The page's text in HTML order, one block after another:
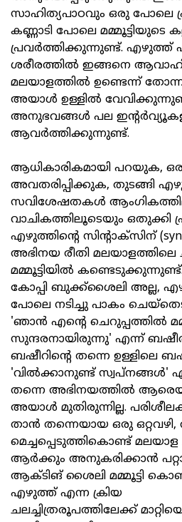
സാഹിത്യപാഠവും ഒരു പോലെ
കണ്ണാടി പോലെ മമ്മൂട്ടിയുടെ
പ്രവര്‍ത്തിക്കുന്നുണ്ട്. എഴുത്ത്
ശരീരത്തില്‍ ഇങ്ങനെ
മലയാളത്തില്‍ ഉണ്ടെന്ന്
അയാള്‍ ഉള്ളില്‍
അനുഭവങ്ങള്‍ പല
ആവര്‍ത്തിക്കുന്നുണ്ട്.
ആധികാരികമായി പറയുക,
അവതരിപ്പിക്കുക, തുടങ്ങി
സവിശേഷതകള്‍
വാചികത്തിലൂടെയും ഒതുക്കി
എഴുത്തിന്റെ സിന്റാക്‌സിന്
അഭിനയ രീതി മലയാളത്തിലെ
മമ്മൂട്ടിയില്‍
കോപ്പി ബുക്ക്‌ശൈലി അല്ല,
പോലെ നടിച്ചു പാകം
'ഞാന്‍ എന്റെ ചെറുപ്പത്തില്‍
സുന്ദരനായിരുന്നു' എന്ന്
ബഷീറിന്റെ തന്നെ ഉള്ളിലെ
'വില്‍ക്കാനുണ്ട് സ്വപ്നങ്ങള്‍'
തന്നെ അഭിനയത്തില്‍
അയാള്‍ മുതിരുന്നില്ല.
താന്‍ തന്നെയായ ഒരു ഒറ്റവഴി,
മെച്ചപ്പെടുത്തികൊണ്ട് മലയാള
ആര്‍ക്കും അനുകരിക്കാന്‍
ആക്ടിങ് ശൈലി മമ്മൂട്ടി
എഴുത്ത് എന്ന ക്രിയ
ചലച്ചിത്രരൂപത്തിലേക്ക്